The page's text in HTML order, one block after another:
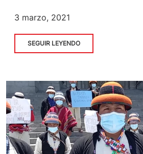
3 marzo, 2021
SEGUIR LEYENDO